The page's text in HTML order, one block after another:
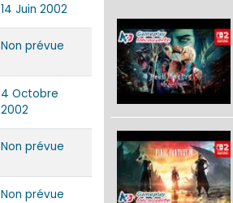
14 Juin 2002
Non prévue
4 Octobre
2002
Non prévue
Non prévue